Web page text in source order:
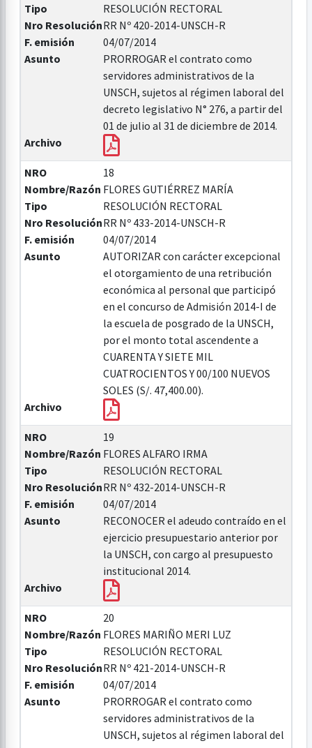
Tipo
RESOLUCIÓN RECTORAL
Nro ResoluciónRR Nº 420-2014-UNSCH-R
F. emisión
04/07/2014
Asunto
PRORROGAR el contrato como
servidores administrativos de la
UNSCH, sujetos al régimen laboral del
decreto legislativo N° 276, a partir del
01 de julio al 31 de diciembre de 2014.
Archivo
NRO
18
Nombre/Razón FLORES GUTIÉRREZ MARÍA
Tipo
RESOLUCIÓN RECTORAL
Nro ResoluciónRR Nº 433-2014-UNSCH-R
F. emisión
04/07/2014
Asunto
AUTORIZAR con carácter excepcional
el otorgamiento de una retribución
económica al personal que participó
en el concurso de Admisión 2014-I de
la escuela de posgrado de la UNSCH,
por el monto total ascendente a
CUARENTA Y SIETE MIL
CUATROCIENTOS Y 00/100 NUEVOS
SOLES (S/. 47,400.00).
Archivo
NRO
19
Nombre/Razón FLORES ALFARO IRMA
Tipo
RESOLUCIÓN RECTORAL
Nro ResoluciónRR Nº 432-2014-UNSCH-R
F. emisión
04/07/2014
Asunto
RECONOCER el adeudo contraído en el
ejercicio presupuestario anterior por
la UNSCH, con cargo al presupuesto
institucional 2014.
Archivo
NRO
20
Nombre/Razón FLORES MARIÑO MERI LUZ
Tipo
RESOLUCIÓN RECTORAL
Nro ResoluciónRR Nº 421-2014-UNSCH-R
F. emisión
04/07/2014
Asunto
PRORROGAR el contrato como
servidores administrativos de la
UNSCH, sujetos al régimen laboral del